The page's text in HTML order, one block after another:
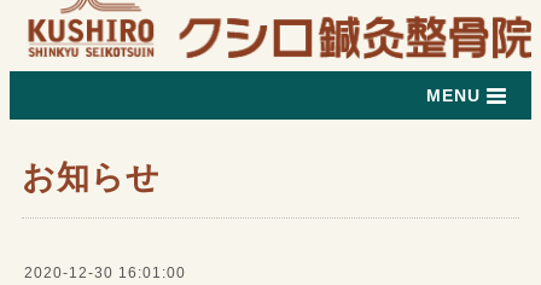
MENU
お知らせ
2020-12-30 16:01:00